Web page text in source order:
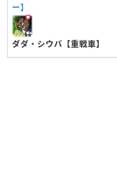
雷市陣吾【起死回生の一蹴】
ダダ・シウバ【重戦車】
ー】
ダダ・シウバ【重戦車】